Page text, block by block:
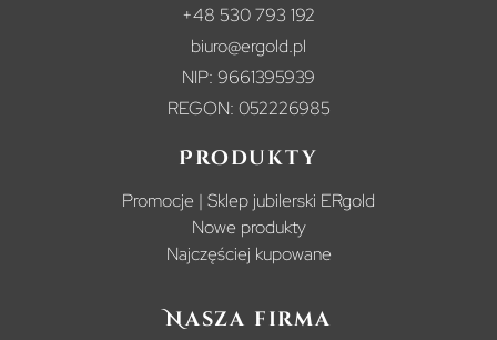
+48 530 793 192
biuro@ergold.pl
NIP: 9661395939
REGON: 052226985
Produkty
Promocje | Sklep jubilerski ERgold
Nowe produkty
Najczęściej kupowane
Nasza firma